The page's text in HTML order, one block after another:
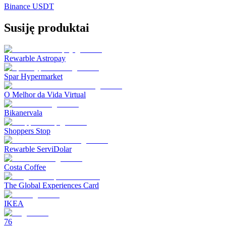
Binance USDT
Susiję produktai
Rewarble Astropay
Spar Hypermarket
O Melhor da Vida Virtual
Bikanervala
Shoppers Stop
Rewarble ServiDolar
Costa Coffee
The Global Experiences Card
IKEA
76